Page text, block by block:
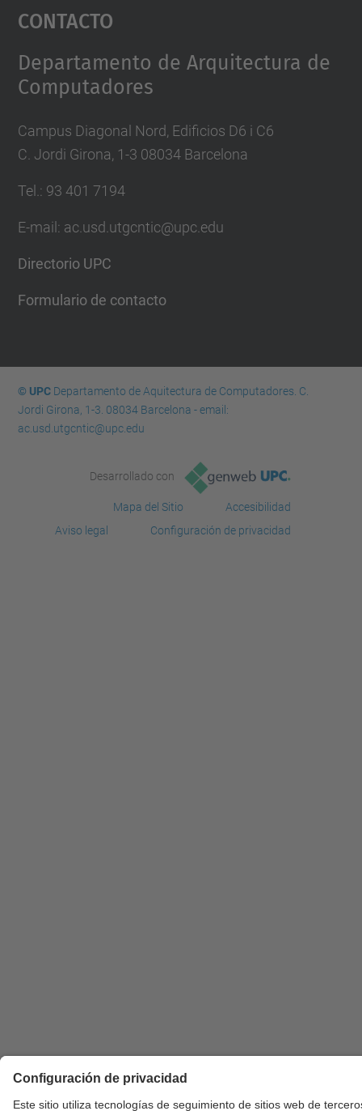
powered by
Contacto
Departamento de Arquitectura de
Computadores
Campus Diagonal Nord, Edificios D6 i C6
C. Jordi Girona, 1-3 08034 Barcelona
Tel.: 93 401 7194
E-mail: ac.usd.utgcntic@upc.edu
Directorio UPC
Formulario de contacto
© UPCDepartamento de Aquitectura de Computadores. C.
Jordi Girona, 1-3. 08034 Barcelona - email:
ac.usd.utgcntic@upc.edu
Desarrollado con
Mapa del Sitio
Accesibilidad
Aviso legal
Configuración de privacidad